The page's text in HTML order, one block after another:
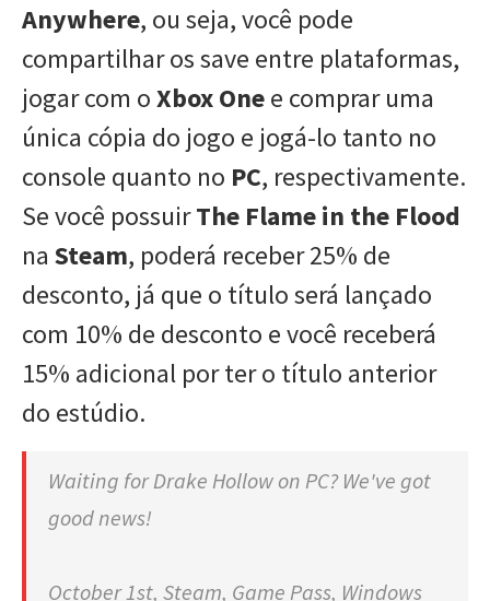
Anywhere, ou seja, você pode
compartilhar os save entre plataformas,
jogar com oXbox Onee comprar uma
única cópia do jogo e jogá-lo tanto no
console quanto no PC, respectivamente.
Se você possuirThe Flame in the Flood
na Steam, poderá receber 25% de
desconto, já que o título será lançado
com 10% de desconto e você receberá
15% adicional por ter o título anterior
do estúdio.
Waiting for Drake Hollow on PC? We've got
good news!
October 1st, Steam, Game Pass, Windows